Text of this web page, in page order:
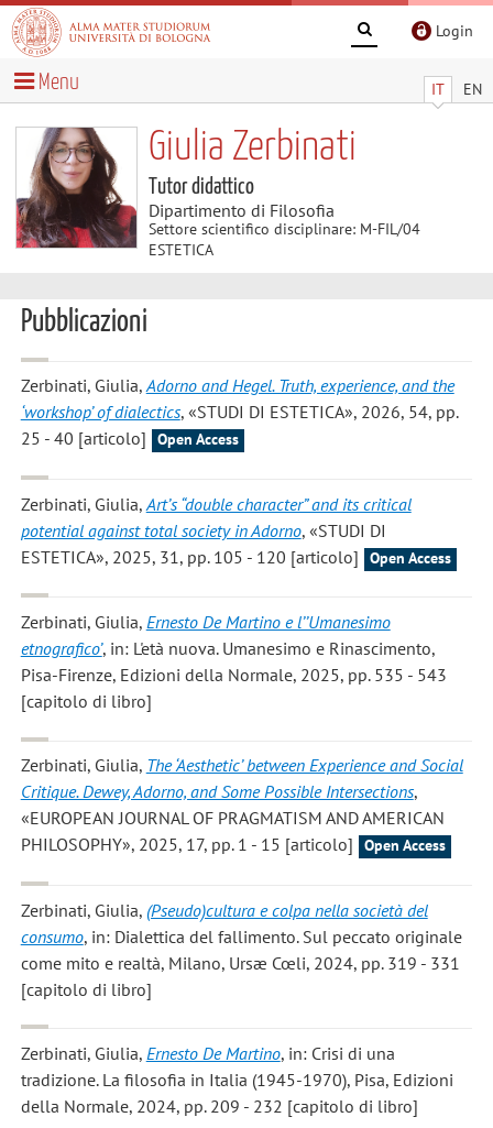
Login
IT EN
Menu
Giulia Zerbinati
Tutor didattico
Dipartimento di Filosofia
Settore scientifico disciplinare: M-FIL/04
ESTETICA
Pubblicazioni
Zerbinati, Giulia,Adorno and Hegel. Truth, experience, and the
‘workshop’ of dialectics, «STUDI DI ESTETICA», 2026, 54, pp.
25 - 40 [articolo]
Open Access
Zerbinati, Giulia, Art’s “double character” and its critical
potential against total society in Adorno, «STUDI DI
ESTETICA», 2025, 31, pp. 105 - 120 [articolo]
Open Access
Zerbinati, Giulia, Ernesto De Martino e l’’Umanesimo
etnografico’, in: L'età nuova. Umanesimo e Rinascimento,
Pisa-Firenze, Edizioni della Normale, 2025, pp. 535 - 543
[capitolo di libro]
Zerbinati, Giulia, The ‘Aesthetic’ between Experience and Social
Critique. Dewey, Adorno, and Some Possible Intersections,
«EUROPEAN JOURNAL OF PRAGMATISM AND AMERICAN
PHILOSOPHY», 2025, 17, pp. 1 - 15 [articolo]
Open Access
Zerbinati, Giulia, (Pseudo)cultura e colpa nella società del
consumo, in: Dialettica del fallimento. Sul peccato originale
come mito e realtà, Milano, Ursæ Cœli, 2024, pp. 319 - 331
[capitolo di libro]
Zerbinati, Giulia, Ernesto De Martino, in: Crisi di una
tradizione. La filosofia in Italia (1945-1970), Pisa, Edizioni
della Normale, 2024, pp. 209 - 232 [capitolo di libro]